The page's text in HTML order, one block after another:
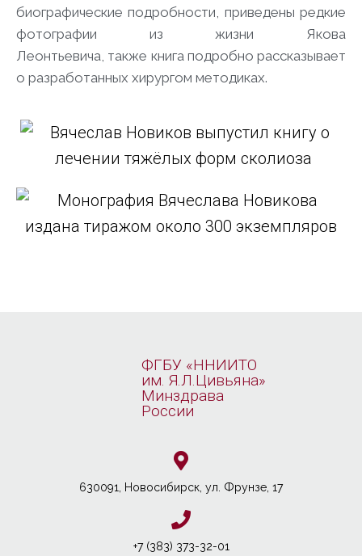
биографические подробности, приведеныредкие
фотографии из жизни Якова
Леонтьевича, также книга подробно рассказывает
о разработанных хирургом методиках.
ФГБУ «ННИИТО
им. Я.Л.Цивьяна»
Минздрава
России
630091, Новосибирcк, ул. Фрунзе, 17
+7 (383) 373-32-01